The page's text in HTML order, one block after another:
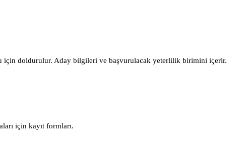
için doldurulur. Aday bilgileri ve başvurulacak yeterlilik birimini içerir.
için kayıt formları.